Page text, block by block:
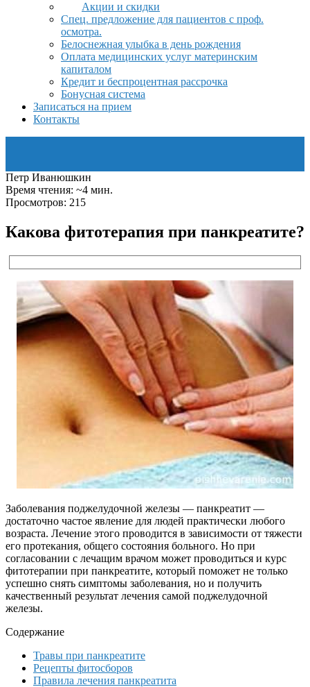
Акции и скидки
Спец. предложение для пациентов с проф.
осмотра.
Белоснежная улыбка в день рождения
Оплата медицинских услуг материнским
капиталом
Кредит и беспроцентная рассрочка
Бонусная система
Записаться на прием
Контакты
Петр Иванюшкин
Время чтения: ~4 мин.
Просмотров: 215
Какова фитотерапия при панкреатите?
Заболевания поджелудочной железы — панкреатит —
достаточно частое явление для людей практически любого
возраста. Лечение этого проводится в зависимости от тяжести
его протекания, общего состояния больного. Но при
согласовании с лечащим врачом может проводиться и курс
фитотерапии при панкреатите, который поможет не только
успешно снять симптомы заболевания, но и получить
качественный результат лечения самой поджелудочной
железы.
Содержание
Травы при панкреатите
Рецепты фитосборов
Правила лечения панкреатита